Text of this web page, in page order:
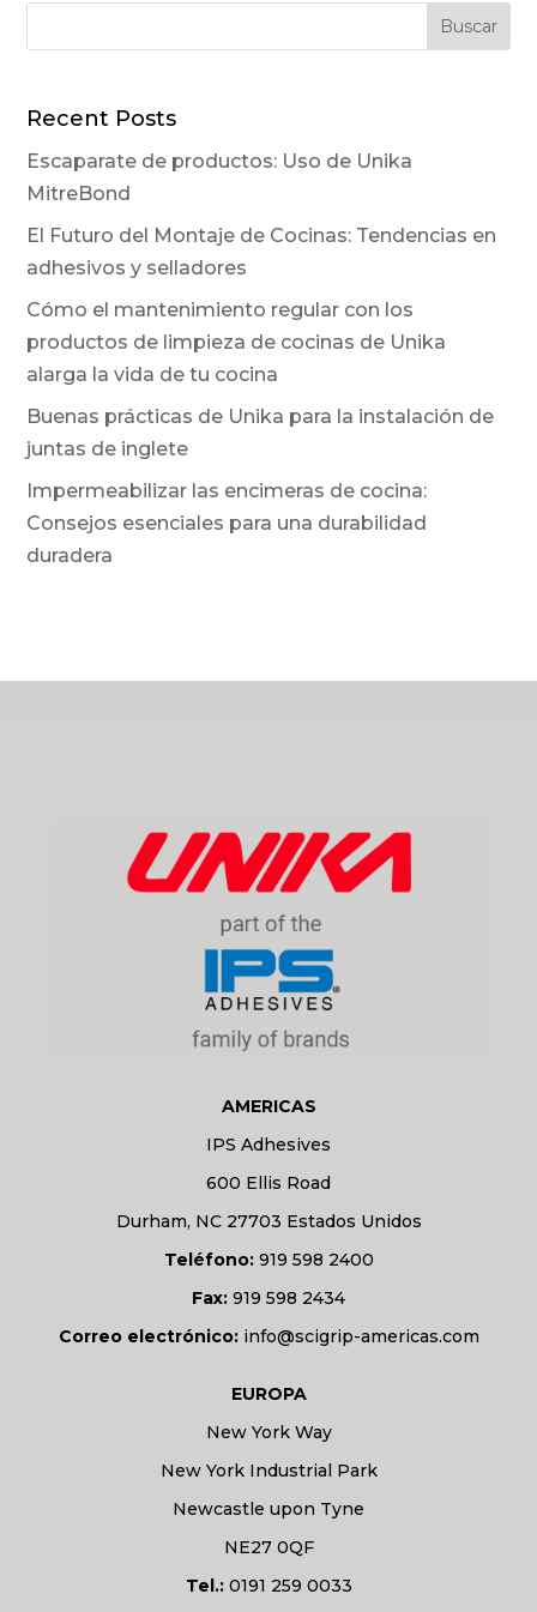
Recent Posts
Escaparate de productos: Uso de Unika
MitreBond
El Futuro del Montaje de Cocinas: Tendencias en
adhesivos y selladores
Cómo el mantenimiento regular con los
productos de limpieza de cocinas de Unika
alarga la vida de tu cocina
Buenas prácticas de Unika para la instalación de
juntas de inglete
Impermeabilizar las encimeras de cocina:
Consejos esenciales para una durabilidad
duradera
AMERICAS
IPS Adhesives
600 Ellis Road
Durham, NC 27703 Estados Unidos
Teléfono:919 598 2400
Fax: 919 598 2434
Correo electrónico: info@scigrip-americas.com
EUROPA
New York Way
New York Industrial Park
Newcastle upon Tyne
NE27 0QF
Tel.:0191 259 0033